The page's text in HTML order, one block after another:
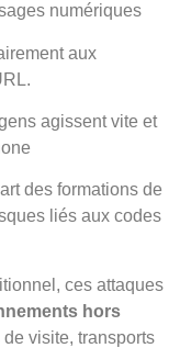
numériques
aux
agissent vite et
des formations de
liés aux codes
ces attaques
hors
de visite, transports